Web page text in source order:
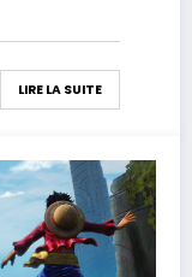
LIRE LA SUITE